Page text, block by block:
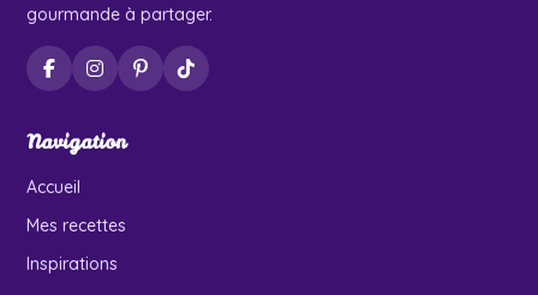
gourmande à partager.
Navigation
Accueil
Mes recettes
Inspirations